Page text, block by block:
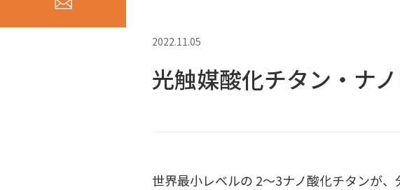
2022.11.05
光触媒酸化チタン・ナ
世界最小レベルの 2～3ナノ酸化チタンが